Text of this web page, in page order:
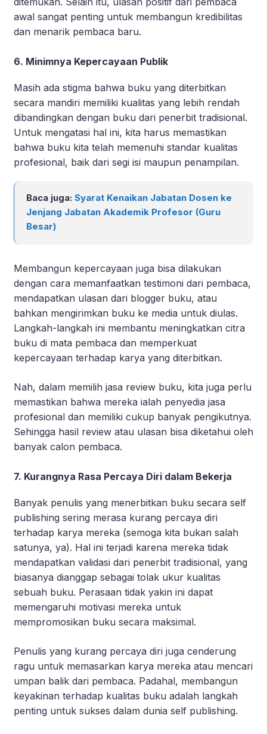
awal sangat penting untuk membangun kredibilitas
dan menarik pembaca baru.
6. Minimnya Kepercayaan Publik
Masih ada stigma bahwa buku yang diterbitkan
secara mandiri memiliki kualitas yang lebih rendah
dibandingkan dengan buku dari penerbit tradisional.
Untuk mengatasi hal ini, kita harus memastikan
bahwa buku kita telah memenuhi standar kualitas
profesional, baik dari segi isi maupun penampilan.
Baca juga: Syarat Kenaikan Jabatan Dosen ke
Jenjang Jabatan Akademik Profesor (Guru
Besar)
Membangun kepercayaan juga bisa dilakukan
dengan cara memanfaatkan testimoni dari pembaca,
mendapatkan ulasan dari blogger buku, atau
bahkan mengirimkan buku ke media untuk diulas.
Langkah-langkah ini membantu meningkatkan citra
buku di mata pembaca dan memperkuat
kepercayaan terhadap karya yang diterbitkan.
Nah, dalam memilih jasa review buku, kita juga perlu
memastikan bahwa mereka ialah penyedia jasa
profesional dan memiliki cukup banyak pengikutnya.
Sehingga hasil review atau ulasan bisa diketahui oleh
banyak calon pembaca.
7. Kurangnya Rasa Percaya Diri dalam Bekerja
Banyak penulis yang menerbitkan buku secara self
publishing sering merasa kurang percaya diri
terhadap karya mereka (semoga kita bukan salah
satunya, ya). Hal ini terjadi karena mereka tidak
mendapatkan validasi dari penerbit tradisional, yang
biasanya dianggap sebagai tolak ukur kualitas
sebuah buku. Perasaan tidak yakin ini dapat
memengaruhi motivasi mereka untuk
mempromosikan buku secara maksimal.
Penulis yang kurang percaya diri juga cenderung
ragu untuk memasarkan karya mereka atau mencari
umpan balik dari pembaca. Padahal, membangun
keyakinan terhadap kualitas buku adalah langkah
penting untuk sukses dalam dunia self publishing.